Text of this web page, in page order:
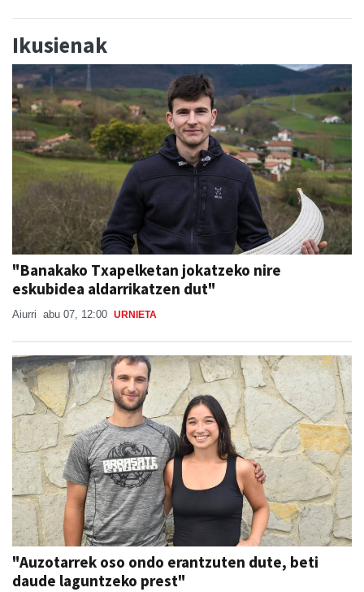
Ikusienak
"Banakako Txapelketan jokatzeko nire
eskubidea aldarrikatzen dut"
Aiurri abu 07, 12:00 URNIETA
"Auzotarrek oso ondo erantzuten dute, beti
daude laguntzeko prest"